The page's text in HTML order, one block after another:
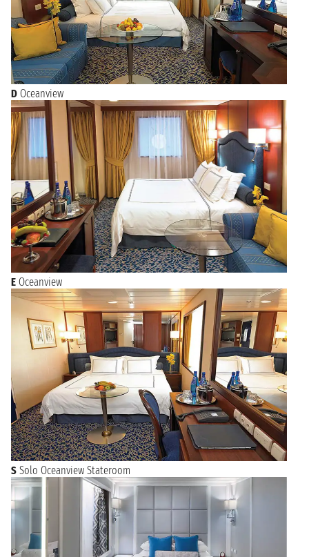
D Oceanview
E Oceanview
S Solo Oceanview Stateroom